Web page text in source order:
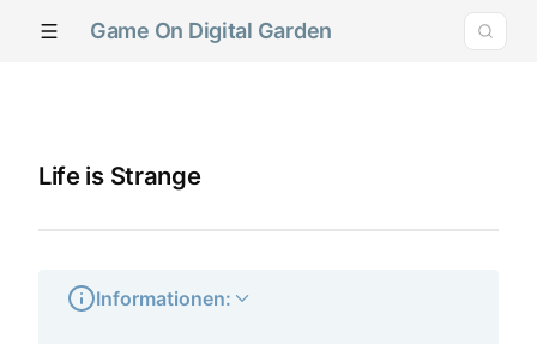
Game On Digital Garden
Life is Strange
Informationen: